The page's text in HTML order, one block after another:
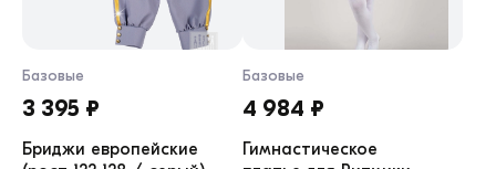
Базовые
3 395 ₽
Бриджи европейские
Базовые
4 984 ₽
Гимнастическое